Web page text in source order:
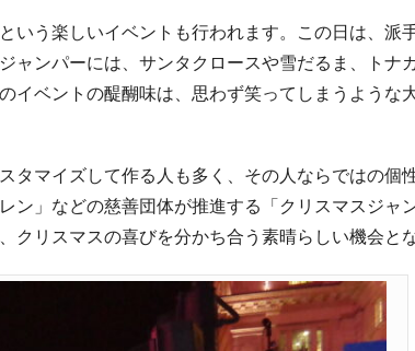
う楽しいイベントも行われます。この日は、派
ンパーには、サンタクロースや雪だるま、トナ
ベントの醍醐味は、思わず笑ってしまうような
マイズして作る人も多く、その人ならではの個
」などの慈善団体が推進する「クリスマスジャ
リスマスの喜びを分かち合う素晴らしい機会と